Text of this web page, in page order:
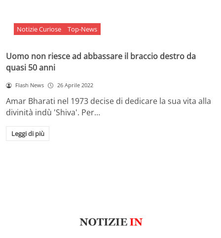
Notizie Curiose Top-News
Uomo non riesce ad abbassare il braccio destro da
quasi 50 anni
Flash News 26 Aprile 2022
Amar Bharati nel 1973 decise di dedicare la sua vita alla
divinità indù 'Shiva'. Per…
Leggi di più